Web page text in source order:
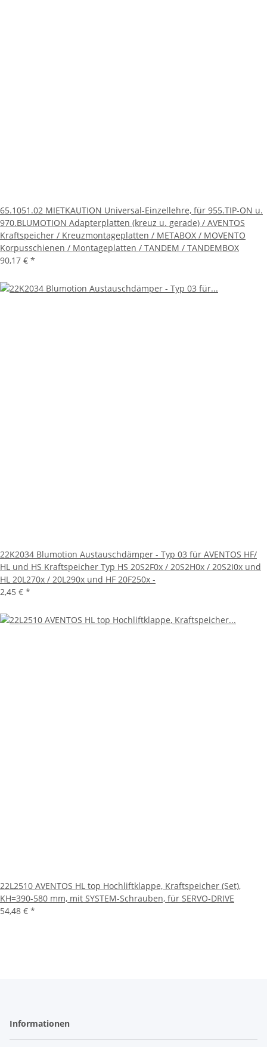
65.1051.02 MIETKAUTION Universal-Einzellehre, für 955.TIP-ON u.
970.BLUMOTION Adapterplatten (kreuz u. gerade) / AVENTOS
Kraftspeicher / Kreuzmontageplatten / METABOX / MOVENTO
Korpusschienen / Montageplatten / TANDEM / TANDEMBOX
90,17 € *
22K2034 Blumotion Austauschdämper - Typ 03 für AVENTOS HF/
HL und HS Kraftspeicher Typ HS 20S2F0x / 20S2H0x / 20S2I0x und
HL 20L270x / 20L290x und HF 20F250x -
2,45 € *
22L2510 AVENTOS HL top Hochliftklappe, Kraftspeicher (Set),
KH=390-580 mm, mit SYSTEM-Schrauben, für SERVO-DRIVE
54,48 € *
Informationen